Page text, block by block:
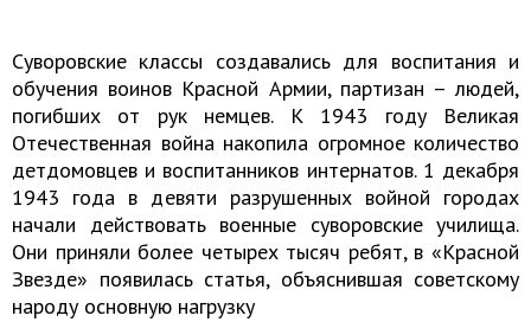
Суворовские классы создавались для воспитания и
обучения воинов Красной Армии, партизан – людей,
погибших от рук немцев. К 1943 году Великая
Отечественная война накопила огромное количество
детдомовцев и воспитанников интернатов. 1 декабря
1943 года в девяти разрушенных войной городах
начали действовать военные суворовские училища.
Они приняли более четырех тысяч ребят, в «Красной
Звезде» появилась статья, объяснившая советскому
народу основную нагрузку